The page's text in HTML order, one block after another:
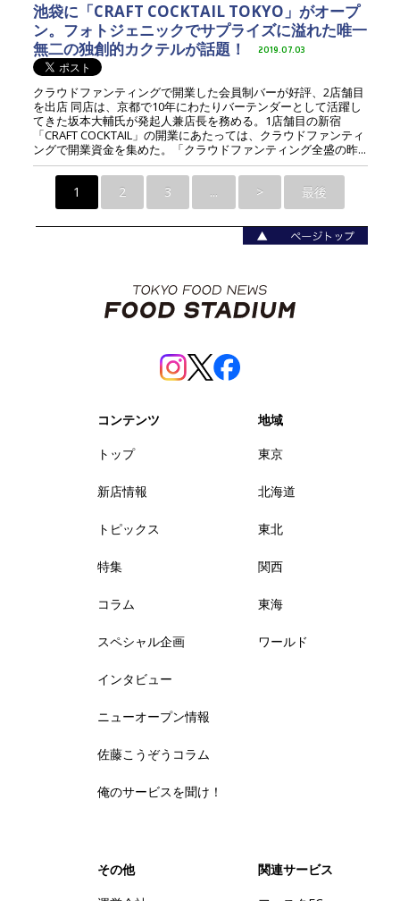
池袋に「CRAFT COCKTAIL TOKYO」がオープ
ン。フォトジェニックでサプライズに溢れた唯一
無二の独創的カクテルが話題！
2019.07.03
クラウドファンティングで開業した会員制バーが好評、2店舗目
を出店 同店は、京都で10年にわたりバーテンダーとして活躍し
てきた坂本大輔氏が発起人兼店長を務める。1店舗目の新宿
「CRAFT COCKTAIL」の開業にあたっては、クラウドファンティ
ングで開業資金を集めた。「クラウドファンティング全盛の昨...
1 2 3 ... > 最後
コンテンツ
トップ
新店情報
トピックス
特集
コラム
スペシャル企画
インタビュー
ニューオープン情報
佐藤こうぞうコラム
俺のサービスを聞け！
地域
東京
北海道
東北
関西
東海
ワールド
その他
関連サービス